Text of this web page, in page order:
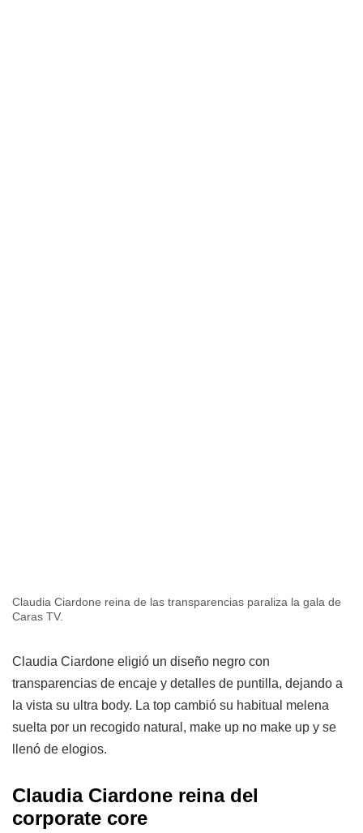
Claudia Ciardone reina de las transparencias paraliza la gala de
Caras TV.
Claudia Ciardone eligió un diseño negro con
transparencias de encaje y detalles de puntilla, dejando a
la vista su ultra body. La top cambió su habitual melena
suelta por un recogido natural, make up no make up y se
llenó de elogios.
Claudia Ciardone reina del
corporate core